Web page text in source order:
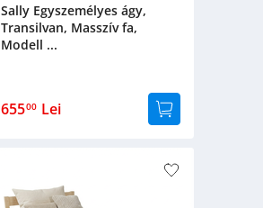
Sally Egyszemélyes ágy,
Transilvan, Masszív fa,
Modell ...
65500 Lei